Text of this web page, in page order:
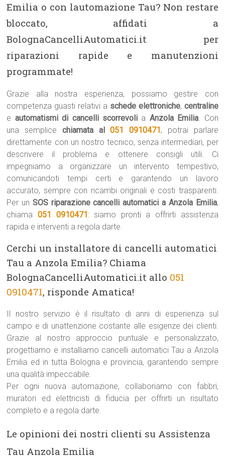
Emilia o con lautomazione Tau? Non restare
bloccato, affidati a
BolognaCancelliAutomatici.it per
riparazioni rapide e manutenzioni
programmate!
Grazie alla nostra esperienza, possiamo gestire con
competenza guasti relativi a schede elettroniche, centraline
e automatismi di cancelli scorrevoli a Anzola Emilia. Con
una semplice chiamata al051 0910471, potrai parlare
direttamente con un nostro tecnico, senza intermediari, per
descrivere il problema e ottenere consigli utili. Ci
impegniamo a organizzare un intervento tempestivo,
comunicandoti tempi certi e garantendo un lavoro
accurato, sempre con ricambi originali e costi trasparenti.
Per un SOS riparazione cancelli automatici a Anzola Emilia,
chiama051 0910471: siamo pronti a offrirti assistenza
rapida e interventi a regola darte.
Cerchi un installatore di cancelli automatici
Tau a Anzola Emilia? Chiama
BolognaCancelliAutomatici.it allo 051
0910471, risponde Amatica!
Il nostro servizio è il risultato di anni di esperienza sul
campo e di unattenzione costante alle esigenze dei clienti.
Grazie al nostro approccio puntuale e personalizzato,
progettiamo e installiamo cancelli automatici Tau a Anzola
Emilia ed in tutta Bologna e provincia, garantendo sempre
una qualità impeccabile.
Per ogni nuova automazione, collaboriamo con fabbri,
muratori ed elettricisti di fiducia per offrirti un risultato
completo e a regola darte.
Le opinioni dei nostri clienti su Assistenza
Tau Anzola Emilia